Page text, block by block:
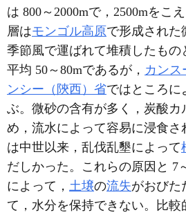
は 800～2000mで，2500mをこ
層はモンゴル高原で形成された
季節風で運ばれて堆積したもの
平均 50～80mであるが， カンス
ンシー（陝西）省ではところに
ぶ。微砂の含有が多く，炭酸カ
め，流水によって容易に浸食
は中世以来，乱伐乱墾によって
だしかった。これらの原因と 7
によって， 土壌の流失がおびた
て，水分を保持できない。比較